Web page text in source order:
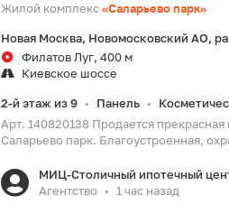
Жилой комплекс«Саларьево парк»
Новая Москва, Новомосковский АО,
Филатов Луг, 400 м
Киевское шоссе
2-й этаж из 9 • Панель •
Арт. 140820138 Продается
Саларьево парк. Благоустроенная,
МИЦ-Столичный ипотечный
Агентство
• 1 час назад